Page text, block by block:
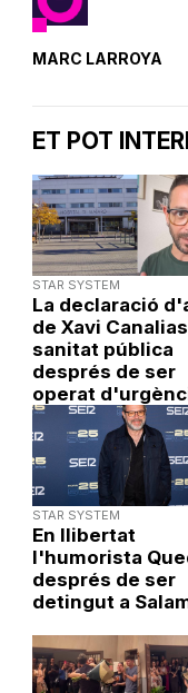
MARC LARROYA
ET POT
STAR SYSTEM
La declaració
de Xavi
sanitat pública
després de ser
operat
STAR SYSTEM
En llibertat
l'humorista
després de ser
detingut a